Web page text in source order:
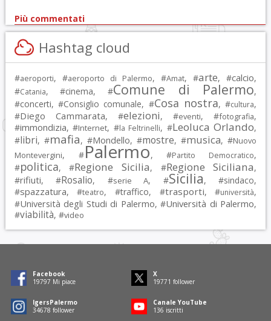
Più commentati
Hashtag cloud
#aeroporti, #aeroporto di Palermo, #Amat, #arte, #calcio,
#Catania, #cinema, #Comune di Palermo,
#concerti, #Consiglio comunale, #Cosa nostra, #cultura,
#Diego Cammarata, #elezioni, #eventi, #fotografia,
#immondizia, #Internet, #la Feltrinelli, #Leoluca Orlando,
#libri, #mafia, #Mondello, #mostre, #musica, #Nuovo
Montevergini, #Palermo, #Partito Democratico,
#politica, #Regione Sicilia, #Regione Siciliana,
#rifiuti, #Rosalio, #serie A, #Sicilia, #sindaco,
#spazzatura, #teatro, #traffico, #trasporti, #università,
#Università degli Studi di Palermo, #Università di Palermo,
#viabilità, #video
Facebook
19797 Mi piace
X
19771 follower
IgersPalermo
34678 follower
Canale YouTube
136 iscritti